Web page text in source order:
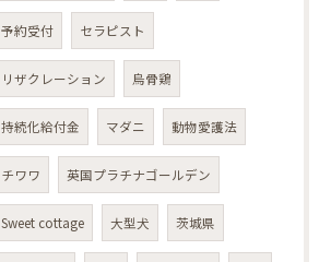
予約受付 セラピスト
リザクレーション 烏骨鶏
持続化給付金 マダニ 動物愛護法
チワワ 英国プラチナゴールデン
Sweet cottage 大型犬 茨城県